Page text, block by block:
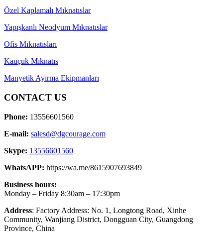
Özel Kaplamalı Mıknatıslar
Yapışkanlı Neodyum Mıknatıslar
Ofis Mıknatısları
Kauçuk Mıknatıs
Manyetik Ayırma Ekipmanları
CONTACT US
Phone: 13556601560
E-mail: salesd@dgcourage.com
Skype: 13556601560
WhatsAPP: https://wa.me/8615907693849
Business hours:
Monday – Friday 8:30am – 17:30pm
Address: Factory Address: No. 1, Longtong Road, Xinhe
Community, Wanjiang District, Dongguan City, Guangdong
Province, China